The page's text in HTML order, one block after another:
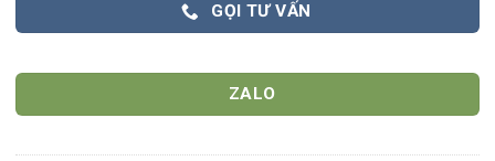
GỌI TƯ VẤN
ZALO